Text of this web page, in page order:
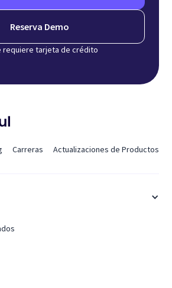
Reserva Demo
requiere tarjeta de crédito
Carreras Actualizaciones de Productos